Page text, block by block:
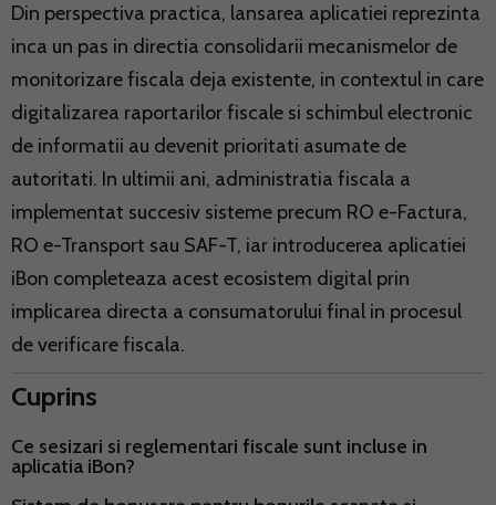
Din perspectiva practica, lansarea aplicatiei reprezinta
inca un pas in directia consolidarii mecanismelor de
monitorizare fiscala deja existente, in contextul in care
digitalizarea raportarilor fiscale si schimbul electronic
de informatii au devenit prioritati asumate de
autoritati. In ultimii ani, administratia fiscala a
implementat succesiv sisteme precum RO e-Factura,
RO e-Transport sau SAF-T, iar introducerea aplicatiei
iBon completeaza acest ecosistem digital prin
implicarea directa a consumatorului final in procesul
de verificare fiscala.
Cuprins
Ce sesizari si reglementari fiscale sunt incluse in
aplicatia iBon?